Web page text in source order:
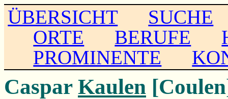
ÜBERSICHT
SUCHE
ORTE
BERUFE
PROMINENTE
Caspar Kaulen